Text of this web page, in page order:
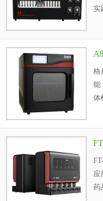
实
格
能
体
应
药